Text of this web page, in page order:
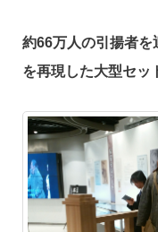
約66万人の引揚者を
を再現した大型セッ